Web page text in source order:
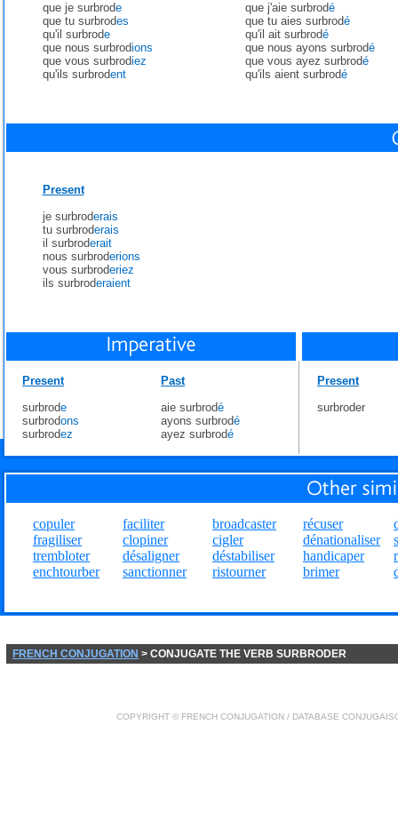
que je surbrode
que tu surbrodes
qu'il surbrode
que nous surbrodions
que vous surbrodiez
qu'ils surbrodent
que j'aie surbrodé
que tu aies surbrodé
qu'il ait surbrodé
que nous ayons surbrodé
que vous ayez surbrodé
qu'ils aient surbrodé
Present
je surbroderais
tu surbroderais
il surbroderait
nous surbroderions
vous surbroderiez
ils surbroderaient
Present
surbrode
surbrodons
surbrodez
Past
aie surbrodé
ayons surbrodé
ayez surbrodé
Present
surbroder
copuler
fragiliser
trembloter
enchtourber
faciliter
clopiner
désaligner
sanctionner
broadcaster
cigler
déstabiliser
ristourner
récuser
dénationaliser
handicaper
brimer
FRENCH CONJUGATION > CONJUGATE THE VERB SURBRODER
COPYRIGHT © FRENCH CONJUGATION / DATABASE